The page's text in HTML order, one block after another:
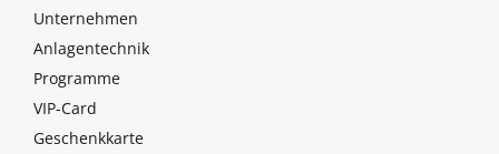
Unternehmen
Anlagentechnik
Programme
VIP-Card
Geschenkkarte